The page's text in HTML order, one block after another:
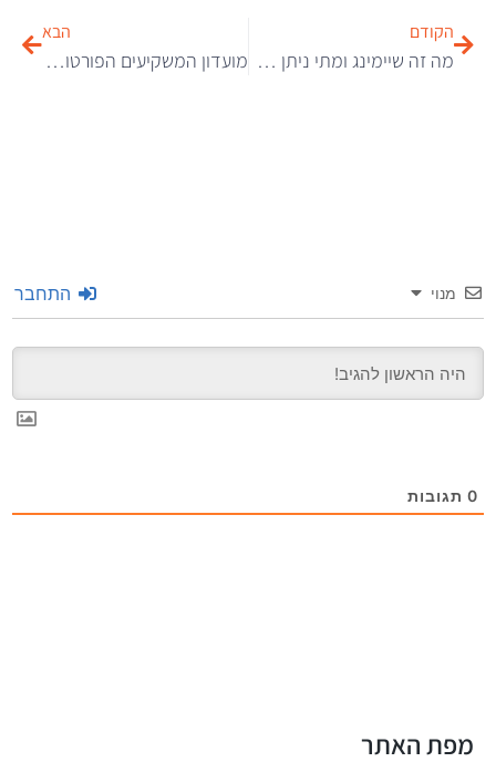
הקודם
מה זה שיימינג ומתי ניתן להגיש תביעה? המדריך המלא להגנה עצמית
הבא
מועדון המשקיעים הפורטוגלי : למה דווקא בפורטוגל?
מנוי התחבר
0תגובות
מפת האתר